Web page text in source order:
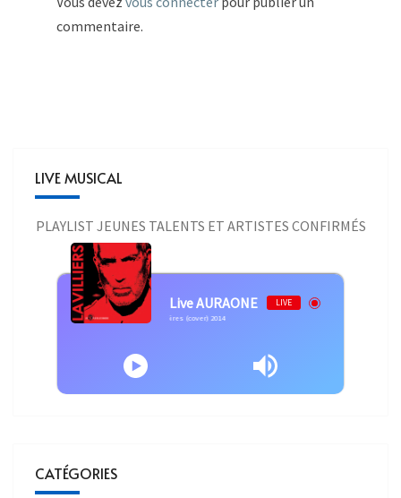
commentaire.
LIVE MUSICAL
PLAYLIST JEUNES TALENTS ET ARTISTES CONFIRMÉS
Live AURAONE LIVE
LAVILLIERS et NICOLETTA - Idées noires (cover) 2014
CATÉGORIES